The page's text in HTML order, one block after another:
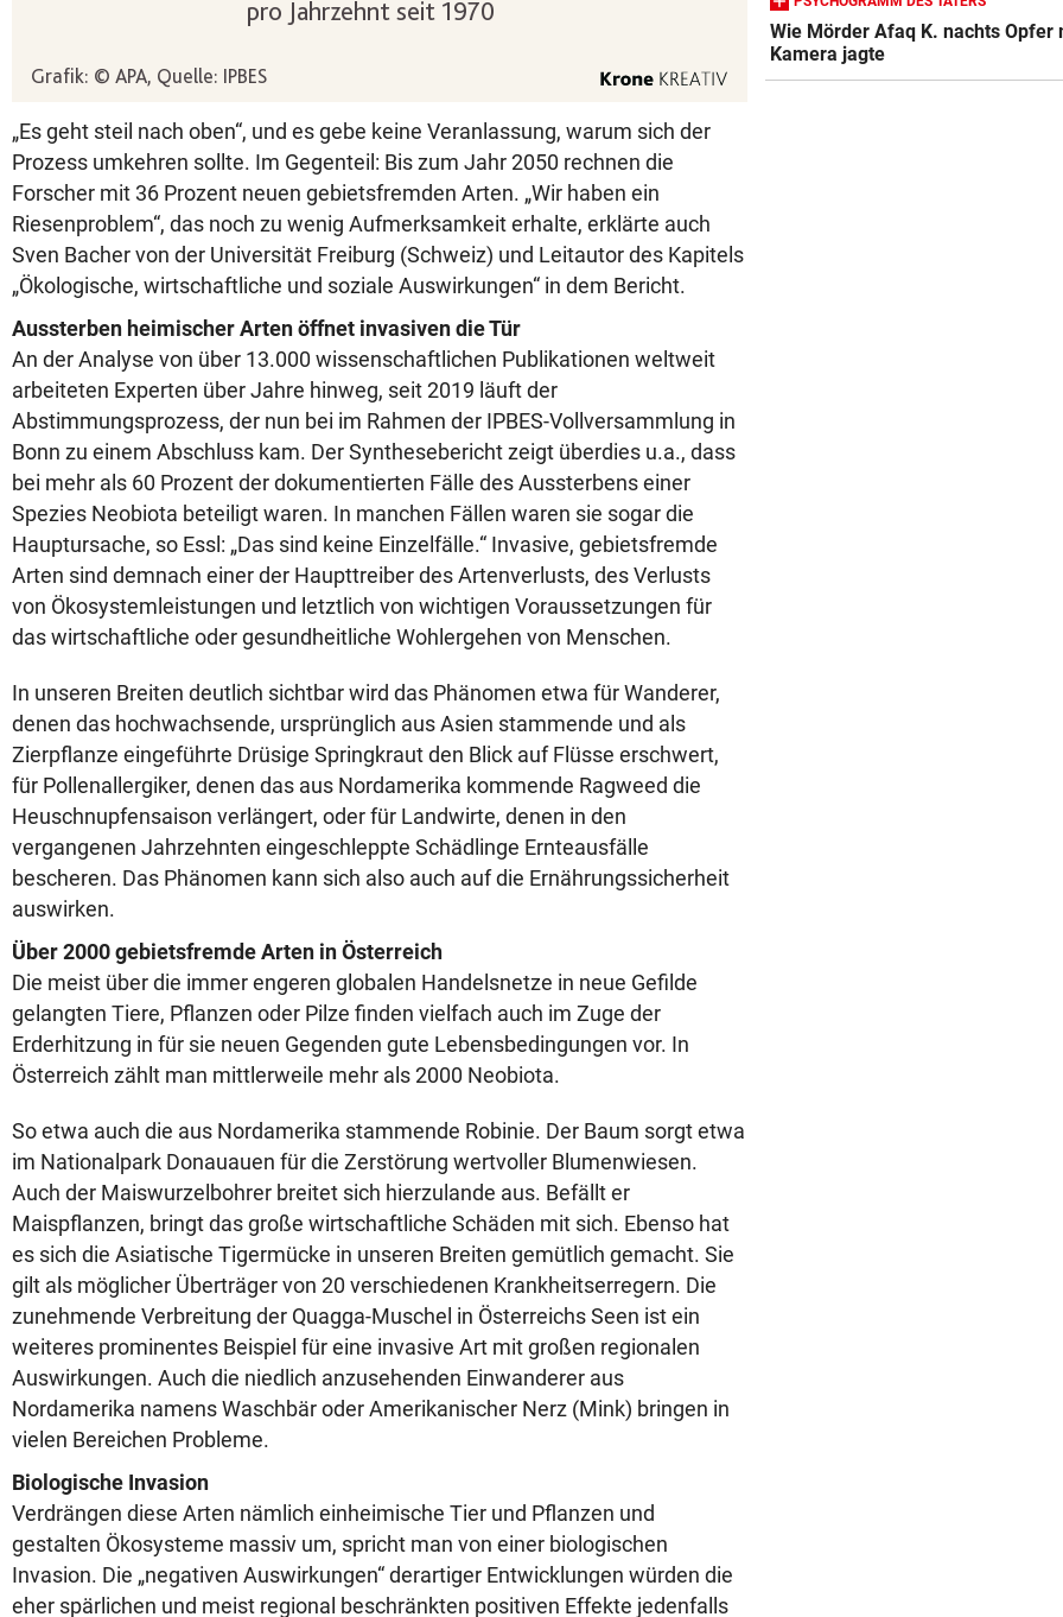
„Es geht steil nach oben“, und es gebe keine Veranlassung, warum sich der
Prozess umkehren sollte. Im Gegenteil: Bis zum Jahr 2050 rechnen die
Forscher mit 36 Prozent neuen gebietsfremden Arten. „Wir haben ein
Riesenproblem“, das noch zu wenig Aufmerksamkeit erhalte, erklärte auch
Sven Bacher von der Universität Freiburg (Schweiz) und Leitautor des Kapitels
„Ökologische, wirtschaftliche und soziale Auswirkungen“ in dem Bericht.
Aussterben heimischer Arten öffnet invasiven die Tür
An der Analyse von über 13.000 wissenschaftlichen Publikationen weltweit
arbeiteten Experten über Jahre hinweg, seit 2019 läuft der
Abstimmungsprozess, der nun bei im Rahmen der IPBES-Vollversammlung in
Bonn zu einem Abschluss kam. Der Synthesebericht zeigt überdies u.a., dass
bei mehr als 60 Prozent der dokumentierten Fälle des Aussterbens einer
Spezies Neobiota beteiligt waren. In manchen Fällen waren sie sogar die
Hauptursache, so Essl: „Das sind keine Einzelfälle.“ Invasive, gebietsfremde
Arten sind demnach einer der Haupttreiber des Artenverlusts, des Verlusts
von Ökosystemleistungen und letztlich von wichtigen Voraussetzungen für
das wirtschaftliche oder gesundheitliche Wohlergehen von Menschen.
In unseren Breiten deutlich sichtbar wird das Phänomen etwa für Wanderer,
denen das hochwachsende, ursprünglich aus Asien stammende und als
Zierpflanze eingeführte Drüsige Springkraut den Blick auf Flüsse erschwert,
für Pollenallergiker, denen das aus Nordamerika kommende Ragweed die
Heuschnupfensaison verlängert, oder für Landwirte, denen in den
vergangenen Jahrzehnten eingeschleppte Schädlinge Ernteausfälle
bescheren. Das Phänomen kann sich also auch auf die Ernährungssicherheit
auswirken.
Über 2000 gebietsfremde Arten in Österreich
Die meist über die immer engeren globalen Handelsnetze in neue Gefilde
gelangten Tiere, Pflanzen oder Pilze finden vielfach auch im Zuge der
Erderhitzung in für sie neuen Gegenden gute Lebensbedingungen vor. In
Österreich zählt man mittlerweile mehr als 2000 Neobiota.
So etwa auch die aus Nordamerika stammende Robinie. Der Baum sorgt etwa
im Nationalpark Donauauen für die Zerstörung wertvoller Blumenwiesen.
Auch der Maiswurzelbohrer breitet sich hierzulande aus. Befällt er
Maispflanzen, bringt das große wirtschaftliche Schäden mit sich. Ebenso hat
es sich die Asiatische Tigermücke in unseren Breiten gemütlich gemacht. Sie
gilt als möglicher Überträger von 20 verschiedenen Krankheitserregern. Die
zunehmende Verbreitung der Quagga-Muschel in Österreichs Seen ist ein
weiteres prominentes Beispiel für eine invasive Art mit großen regionalen
Auswirkungen. Auch die niedlich anzusehenden Einwanderer aus
Nordamerika namens Waschbär oder Amerikanischer Nerz (Mink) bringen in
vielen Bereichen Probleme.
Biologische Invasion
Verdrängen diese Arten nämlich einheimische Tier und Pflanzen und
gestalten Ökosysteme massiv um, spricht man von einer biologischen
Invasion. Die „negativen Auswirkungen“ derartiger Entwicklungen würden die
eher spärlichen und meist regional beschränkten positiven Effekte jedenfalls
Wie Mörder Afaq K. nachts Opfer
Kamera jagte